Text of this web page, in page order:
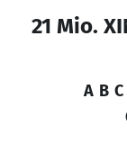
21 Mio.
A B C